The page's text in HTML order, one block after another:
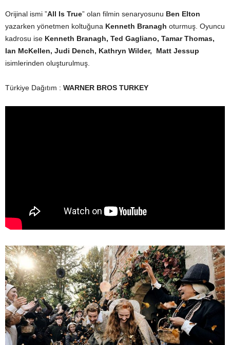
Orijinal ismi ”All Is True” olan filmin senaryosunu Ben Elton
yazarken yönetmen koltuğuna Kenneth Branagh oturmuş. Oyuncu
kadrosu ise Kenneth Branagh, Ted Gagliano, Tamar Thomas,
Ian McKellen, Judi Dench, Kathryn Wilder, Matt Jessup
isimlerinden oluşturulmuş.
Türkiye Dağıtım : WARNER BROS TURKEY